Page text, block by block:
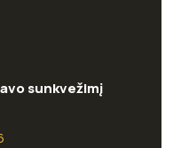
sunkvežimį